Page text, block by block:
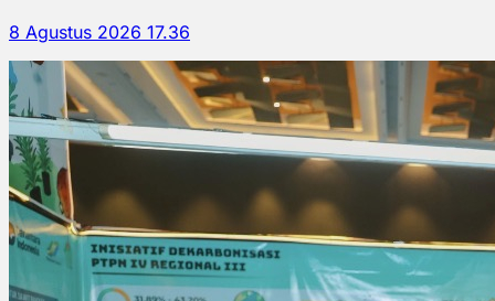
8 Agustus 2026 17.36